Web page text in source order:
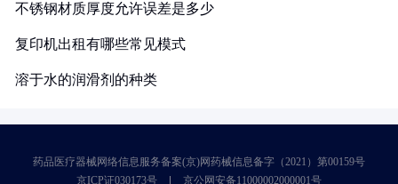
不锈钢材质厚度允许误差是多少
复印机出租有哪些常见模式
溶于水的润滑剂的种类
药品医疗器械网络信息服务备案(京)网药械信息备字（2021）第00159号
京ICP证030173号
京公网安备11000002000001号